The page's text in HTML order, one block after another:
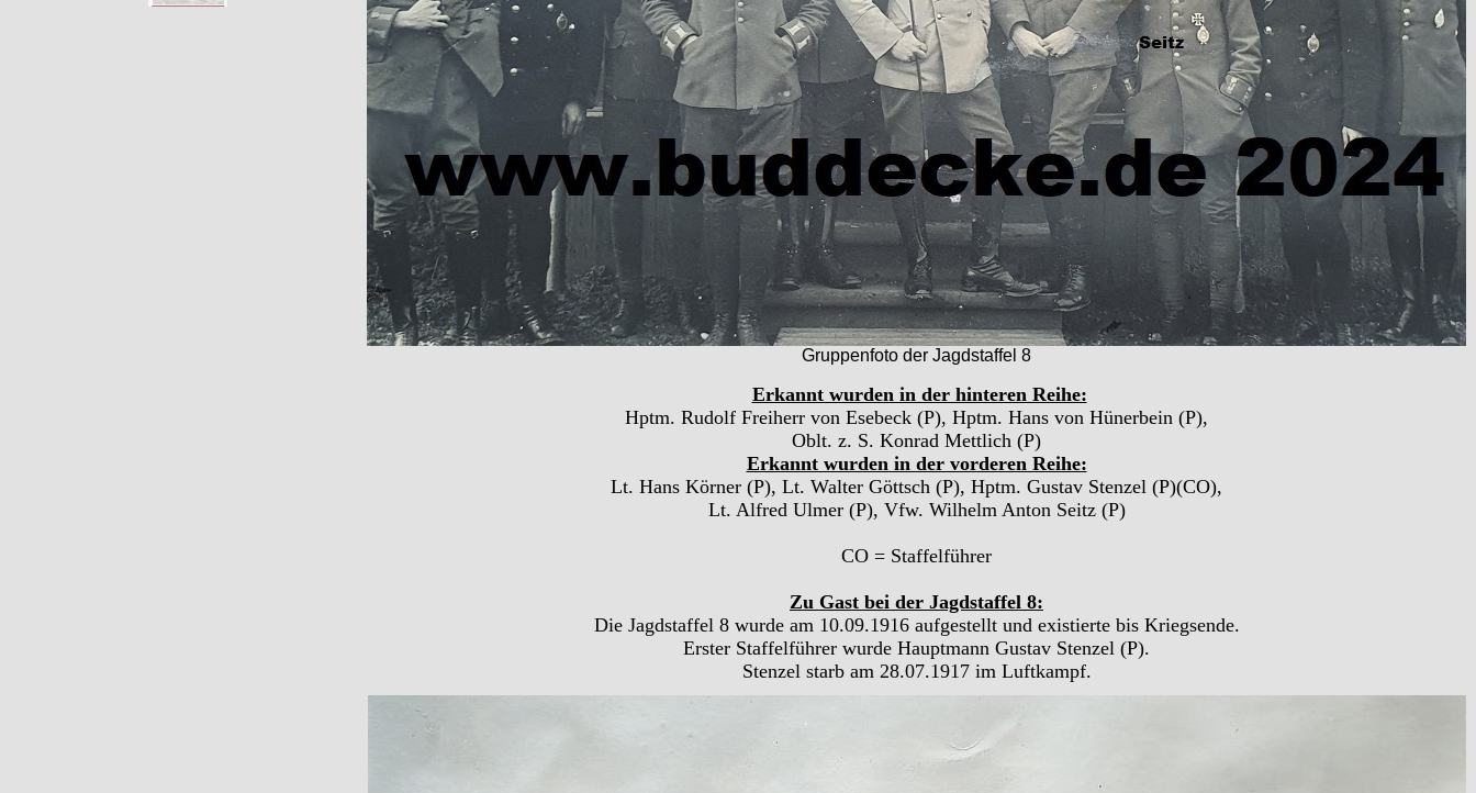
Gruppenfoto der Jagdstaffel 8
Erkannt wurden in der hinteren Reihe:
Hptm. Rudolf Freiherr von Esebeck (P), Hptm. Hans von Hünerbein (P),
Oblt. z. S. Konrad Mettlich (P)
Erkannt wurden in der vorderen Reihe:
Lt. Hans Körner (P), Lt. Walter Göttsch (P), Hptm. Gustav Stenzel (P)(CO),
Lt. Alfred Ulmer (P), Vfw. Wilhelm Anton Seitz (P)
CO = Staffelführer
Zu Gast bei der Jagdstaffel 8:
Die Jagdstaffel 8 wurde am 10.09.1916 aufgestellt und existierte bis Kriegsende.
Erster Staffelführer wurde Hauptmann Gustav Stenzel (P).
Stenzel starb am 28.07.1917 im Luftkampf.